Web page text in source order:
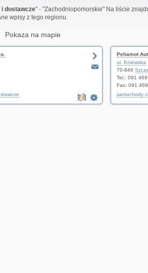
dostawcze" - "Zachodniopomorskie" Na liście
wpisy z tego regionu.
Pokaza na mapie
Pehamot
ul. Kniewska
70-846
Tel.: 091
Fax: 091
samochody